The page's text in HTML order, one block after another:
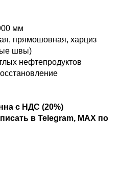
мм
прямошовная, харциз
швы)
нефтепродуктов
с НДС (20%)
в Telegram, MAX по